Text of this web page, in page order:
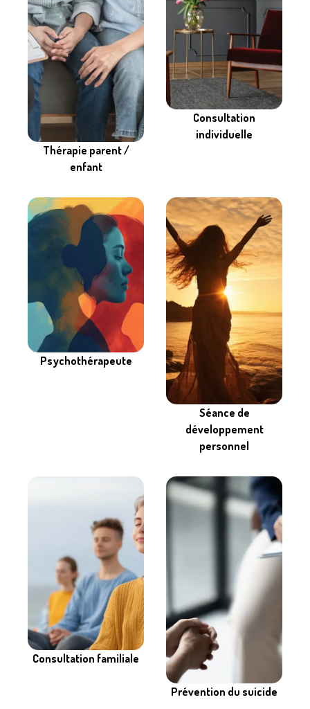
Thérapie parent /
enfant
Consultation
individuelle
Psychothérapeute
Séance de
développement
personnel
Consultation familiale
Prévention du suicide